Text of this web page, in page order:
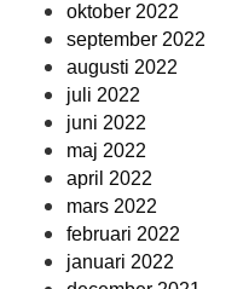
oktober 2022
september 2022
augusti 2022
juli 2022
juni 2022
maj 2022
april 2022
mars 2022
februari 2022
januari 2022